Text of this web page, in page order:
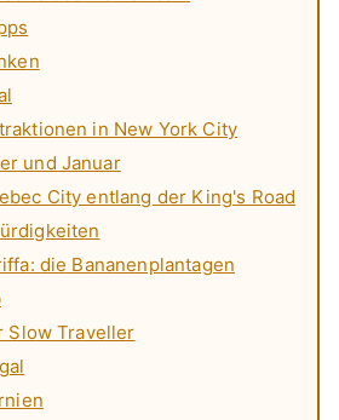
in New York City
und Januar
City entlang der King's Road
die Bananenplantagen
Slow Traveller